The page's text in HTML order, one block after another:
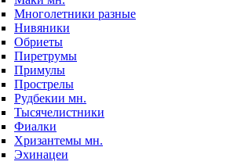
Многолетники разные
Нивяники
Обриеты
Пиретрумы
Примулы
Прострелы
Рудбекии мн.
Тысячелистники
Фиалки
Хризантемы мн.
Эхинацеи